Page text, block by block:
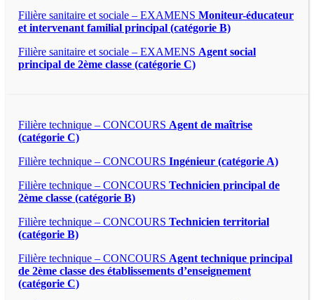
Filière sanitaire et sociale – EXAMENS Moniteur-éducateur
et intervenant familial principal (catégorie B)
Filière sanitaire et sociale – EXAMENS Agent social
principal de 2ème classe (catégorie C)
Filière technique – CONCOURS Agent de maîtrise
(catégorie C)
Filière technique – CONCOURS Ingénieur (catégorie A)
Filière technique – CONCOURS Technicien principal de
2ème classe (catégorie B)
Filière technique – CONCOURS Technicien territorial
(catégorie B)
Filière technique – CONCOURS Agent technique principal
de 2ème classe des établissements d’enseignement
(catégorie C)